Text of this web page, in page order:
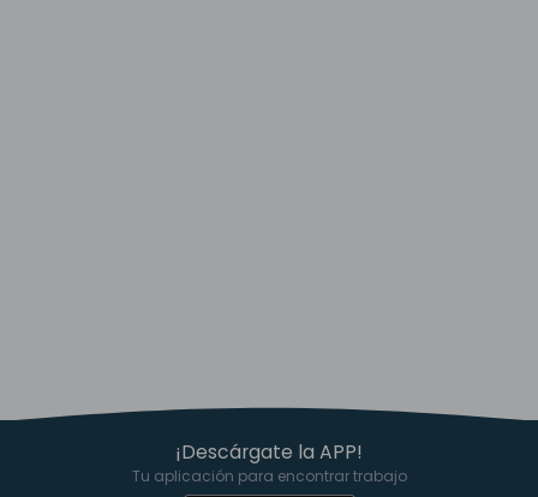
¡Descárgate la APP!
Tu aplicación para encontrar trabajo